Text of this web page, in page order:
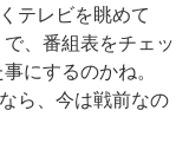
テレビを眺めて
、番組表をチェッ
にするのかね。
ら、今は戦前なの